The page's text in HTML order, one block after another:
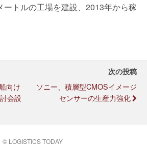
ートルの工場を建設、2013年から稼
向け
会設
次の投稿
ソニー、積層型CMOSイメージ
センサーの生産力強化
© LOGISTICS TODAY